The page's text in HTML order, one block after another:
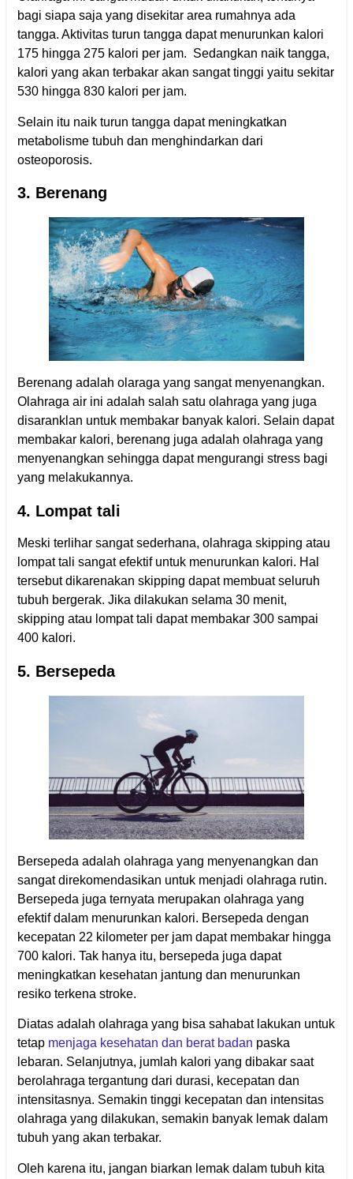
bagi siapa saja yang disekitar area rumahnya ada
tangga. Aktivitas turun tangga dapat menurunkan kalori
175 hingga 275 kalori per jam. Sedangkan naik tangga,
kalori yang akan terbakar akan sangat tinggi yaitu sekitar
530 hingga 830 kalori per jam.
Selain itu naik turun tangga dapat meningkatkan
metabolisme tubuh dan menghindarkan dari
osteoporosis.
3. Berenang
Berenang adalah olaraga yang sangat menyenangkan.
Olahraga air ini adalah salah satu olahraga yang juga
disaranklan untuk membakar banyak kalori. Selain dapat
membakar kalori, berenang juga adalah olahraga yang
menyenangkan sehingga dapat mengurangi stress bagi
yang melakukannya.
4. Lompat tali
Meski terlihar sangat sederhana, olahraga skipping atau
lompat tali sangat efektif untuk menurunkan kalori. Hal
tersebut dikarenakan skipping dapat membuat seluruh
tubuh bergerak. Jika dilakukan selama 30 menit,
skipping atau lompat tali dapat membakar 300 sampai
400 kalori.
5. Bersepeda
Bersepeda adalah olahraga yang menyenangkan dan
sangat direkomendasikan untuk menjadi olahraga rutin.
Bersepeda juga ternyata merupakan olahraga yang
efektif dalam menurunkan kalori. Bersepeda dengan
kecepatan 22 kilometer per jam dapat membakar hingga
700 kalori. Tak hanya itu, bersepeda juga dapat
meningkatkan kesehatan jantung dan menurunkan
resiko terkena stroke.
Diatas adalah olahraga yang bisa sahabat lakukan untuk
tetap menjaga kesehatan dan berat badan paska
lebaran. Selanjutnya, jumlah kalori yang dibakar saat
berolahraga tergantung dari durasi, kecepatan dan
intensitasnya. Semakin tinggi kecepatan dan intensitas
olahraga yang dilakukan, semakin banyak lemak dalam
tubuh yang akan terbakar.
Oleh karena itu, jangan biarkan lemak dalam tubuh kita